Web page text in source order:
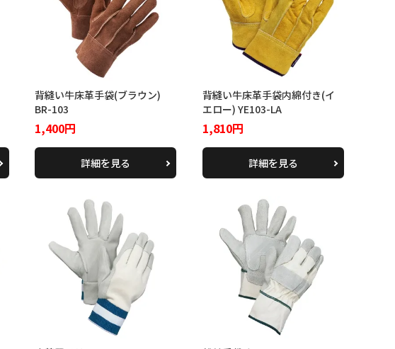
背縫い牛床革手袋(ブラウン)
BR-103
1,400円
詳細を見る
背縫い牛床革手袋内綿付き(イ
エロー) YE103-LA
1,810円
詳細を見る